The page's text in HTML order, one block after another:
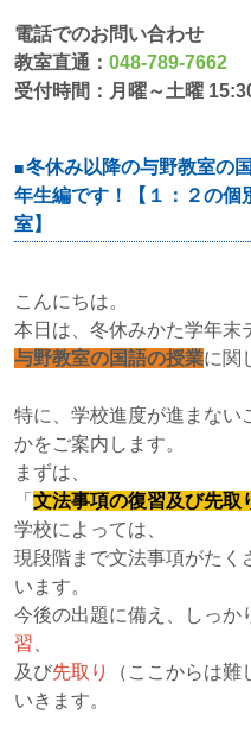
電話でのお問い合わせ
教室直通： 048-789-7662
受付時間：月曜～土曜
冬休み以降の与野教室の
年生編です！【１：２の
室】
こんにちは。
本日は、冬休みかた学年末
与野教室の国語の授業に関
特に、学校進度が進まない
かをご案内します。
まずは、
「 文法事項の復習及び先取
学校によっては、
現段階まで文法事項がたく
います。
今後の出題に備え、しっか
習
及び先取り
（ここからは
いきます。